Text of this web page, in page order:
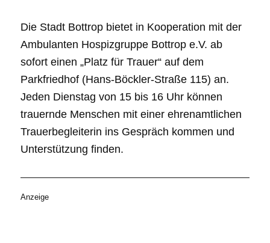
Die Stadt Bottrop bietet in Kooperation mit der
Ambulanten Hospizgruppe Bottrop e.V. ab
sofort einen „Platz für Trauer“ auf dem
Parkfriedhof (Hans-Böckler-Straße 115) an.
Jeden Dienstag von 15 bis 16 Uhr können
trauernde Menschen mit einer ehrenamtlichen
Trauerbegleiterin ins Gespräch kommen und
Unterstützung finden.
Anzeige